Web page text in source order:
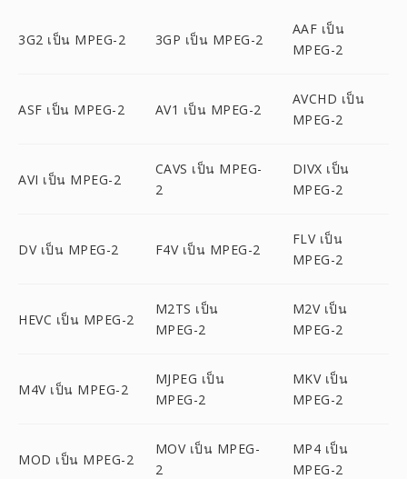
3G2 เป็น MPEG-2 3GP เป็น MPEG-2
AAF เป็น
MPEG-2
ASF เป็น MPEG-2 AV1 เป็น MPEG-2
AVCHD เป็น
MPEG-2
AVI เป็น MPEG-2
CAVS เป็น MPEG-
2
DIVX เป็น
MPEG-2
DV เป็น MPEG-2 F4V เป็น MPEG-2
FLV เป็น
MPEG-2
HEVC เป็น MPEG-2
M2TS เป็น
MPEG-2
M2V เป็น
MPEG-2
M4V เป็น MPEG-2
MJPEG เป็น
MPEG-2
MKV เป็น
MPEG-2
MOD เป็น MPEG-2
MOV เป็น MPEG-
2
MP4 เป็น
MPEG-2